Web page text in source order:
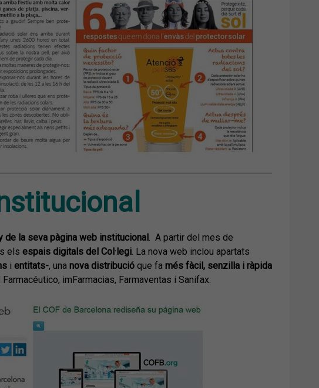
de la seva pàgina web institucional. A partir del mes de
els espais digitals del Col·legi. La nova web inclou apartats
i entitats-, una nova distribucióque fa més fàcil, senzilla i ràpida
Farmacéutico, imFarmacias, Farmaventas i Sanifax.